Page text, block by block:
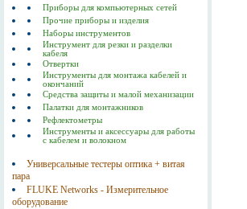
Приборы для компьютерных сетей
Прочие приборы и изделия
Наборы инструментов
Инструмент для резки и разделки
кабеля
Отвертки
Инструменты для монтажа кабелей и
окончаний
Средства защиты и малой механизации
Палатки для монтажников
Рефлектометры
Инструменты и аксессуары для работы
с кабелем и волокном
Универсальные тестеры оптика + витая
пара
FLUKE Networks - Измерительное
оборудование